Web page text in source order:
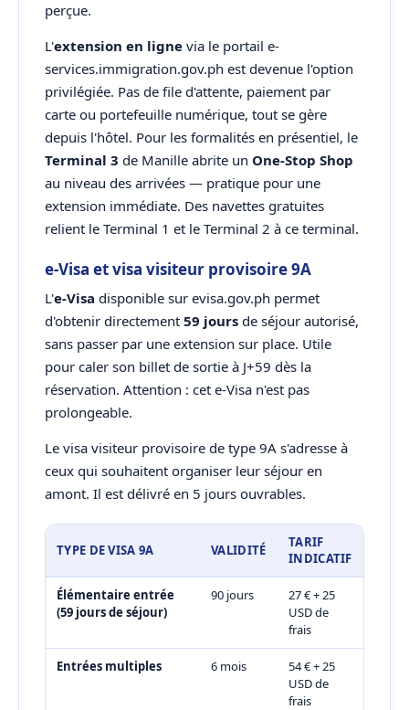
perçue.
L'extension en ligne via le portail e-
services.immigration.gov.ph est devenue l'option
privilégiée. Pas de file d'attente, paiement par
carte ou portefeuille numérique, tout se gère
depuis l'hôtel. Pour les formalités en présentiel, le
Terminal 3 de Manille abrite un One-Stop Shop
au niveau des arrivées — pratique pour une
extension immédiate. Des navettes gratuites
relient le Terminal 1 et le Terminal 2 à ce terminal.
e-Visa et visa visiteur provisoire 9A
L'e-Visa disponible sur evisa.gov.ph permet
d'obtenir directement 59 jours de séjour autorisé,
sans passer par une extension sur place. Utile
pour caler son billet de sortie à J+59 dès la
réservation. Attention : cet e-Visa n'est pas
prolongeable.
Le visa visiteur provisoire de type 9A s'adresse à
ceux qui souhaitent organiser leur séjour en
amont. Il est délivré en 5 jours ouvrables.
TYPE DE VISA 9A VALIDITÉ
TARIF
INDICATIF
Élémentaire entrée
(59 jours de séjour)
90 jours
27 € + 25
USD de
frais
Entrées multiples 6 mois
54 € + 25
USD de
frais